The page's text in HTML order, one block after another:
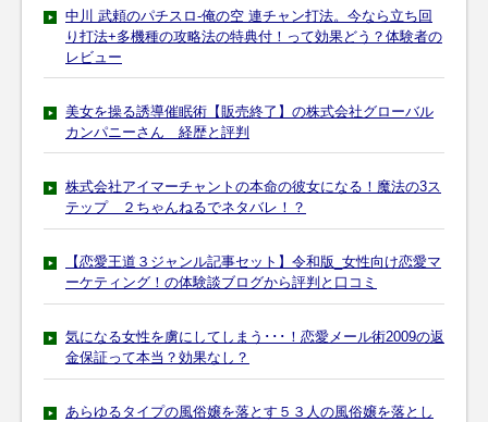
中川 武頼のパチスロ-俺の空 連チャン打法。今なら立ち回
り打法+多機種の攻略法の特典付！って効果どう？体験者の
レビュー
美女を操る誘導催眠術【販売終了】の株式会社グローバル
カンパニーさん 経歴と評判
株式会社アイマーチャントの本命の彼女になる！魔法の3ス
テップ ２ちゃんねるでネタバレ！？
【恋愛王道３ジャンル記事セット】令和版_女性向け恋愛マ
ーケティング！の体験談ブログから評判と口コミ
気になる女性を虜にしてしまう･･･！恋愛メール術2009の返
金保証って本当？効果なし？
あらゆるタイプの風俗嬢を落とす５３人の風俗嬢を落とし